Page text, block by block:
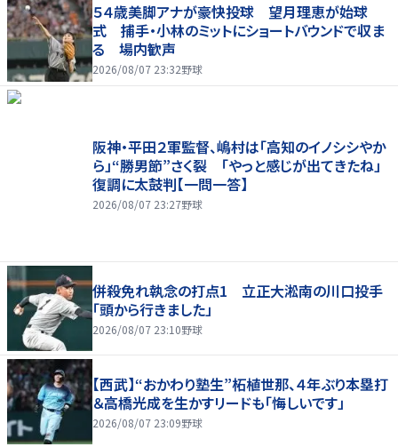
５４歳美脚アナが豪快投球 望月理恵が始球
式 捕手・小林のミットにショートバウンドで収ま
る 場内歓声
2026/08/07 23:32野球
阪神・平田２軍監督、嶋村は「高知のイノシシやか
ら」“勝男節”さく裂 「やっと感じが出てきたね」
復調に太鼓判【一問一答】
2026/08/07 23:27野球
併殺免れ執念の打点1 立正大淞南の川口投手
「頭から行きました」
2026/08/07 23:10野球
【西武】“おかわり塾生”柘植世那、４年ぶり本塁打
＆高橋光成を生かすリードも「悔しいです」
2026/08/07 23:09野球